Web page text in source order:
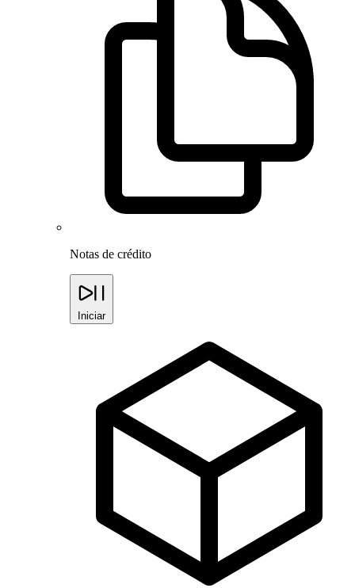
Notas de crédito
Iniciar